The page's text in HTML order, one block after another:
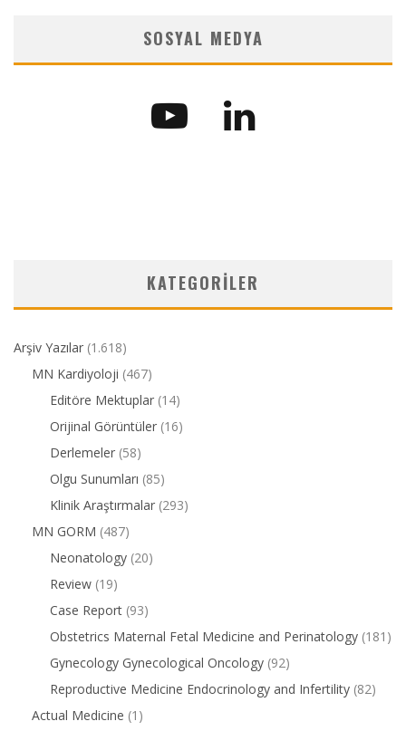
SOSYAL MEDYA
KATEGORILER
Arşiv Yazılar (1.618)
MN Kardiyoloji (467)
Editöre Mektuplar (14)
Orijinal Görüntüler (16)
Derlemeler (58)
Olgu Sunumları (85)
Klinik Araştırmalar (293)
MN GORM (487)
Neonatology (20)
Review (19)
Case Report (93)
Obstetrics Maternal Fetal Medicine and Perinatology (181)
Gynecology Gynecological Oncology (92)
Reproductive Medicine Endocrinology and Infertility (82)
Actual Medicine (1)